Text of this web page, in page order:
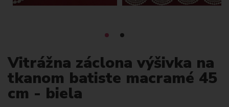
Vitrážna záclona výšivka na
tkanom batiste macramé 45
cm - biela